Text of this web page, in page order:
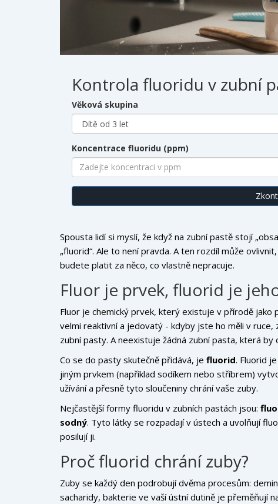
Kontrola fluoridu v zubní
Věková skupina
Koncentrace fluoridu (ppm)
Spousta lidí si myslí, že když na zubní pastě stojí
„fluorid“. Ale to není pravda. A ten rozdíl může
budete platit za něco, co vlastně nepracuje.
Fluor je prvek, fluorid je
Fluor je chemický prvek, který existuje v přírodě
velmi reaktivní a jedovatý - kdyby jste ho měli v ruce,
zubní pasty. A neexistuje žádná zubní pasta, která by
Co se do pasty skutečně přidává, je fluorid. Fluorid
jiným prvkem (například sodíkem nebo stříbrem)
užívání a přesně tyto sloučeniny chrání vaše zuby.
Nejčastější formy fluoridu v zubních pastách jsou:
sodný. Tyto látky se rozpadají v ústech a uvolňují
posilují ji.
Proč fluorid chrání zuby?
Zuby se každý den podrobují dvěma procesům:
sacharidy, bakterie ve vaší ústní dutině je přeměňují